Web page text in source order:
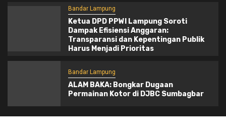
Bandar Lampung
Ketua DPD PPWI Lampung Soroti
Dampak Efisiensi Anggaran:
Transparansi dan Kepentingan Publik
Harus Menjadi Prioritas
Bandar Lampung
ALAM BAKA: Bongkar Dugaan
Permainan Kotor di DJBC Sumbagbar